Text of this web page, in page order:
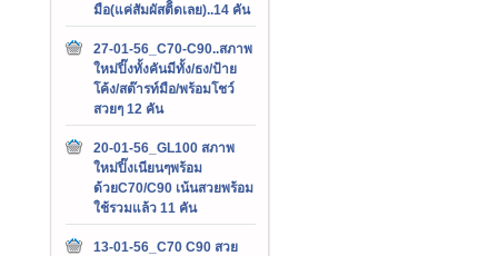
มือ(แค่สัมผัสติิิิดเลย)..14 คัน
27-01-56_C70-C90..สภาพ
ใหม่ปิ๊งทั้งคันมีทั้ง/ธง/ป้าย
โค้ง/สต๊ารท์มือ/พร้อมโชว์
สวยๆ 12 คัน
20-01-56_GL100 สภาพ
ใหม่ปิ๊งเนียนๆพร้อม
ด้วยC70/C90 เน้นสวยพร้อม
ใช้รวมแล้ว 11 คัน
13-01-56_C70 C90 สวย